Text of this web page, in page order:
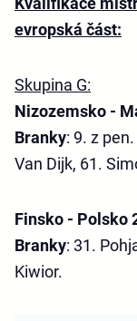
evropská část:
Skupina G:
Nizozemsko -
Branky: 9. z
Van Dijk, 61.
Finsko - Polsko
Branky: 31.
Kiwior.